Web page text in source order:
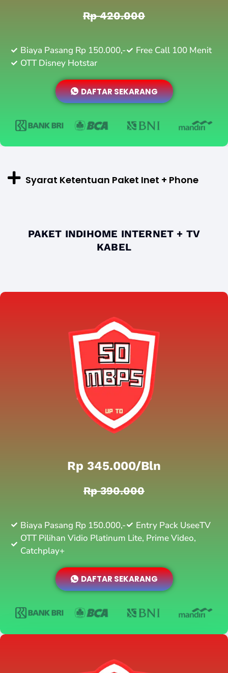
Rp 420.000
Biaya Pasang Rp 150.000,-
Free Call 100 Menit
OTT Disney Hotstar
DAFTAR SEKARANG
Syarat Ketentuan Paket Inet + Phone
PAKET INDIHOME INTERNET + TV
KABEL
Rp 345.000/bln
Rp 390.000
Biaya Pasang Rp 150.000,-
Entry Pack UseeTV
OTT Pilihan Vidio Platinum Lite, Prime Video,
Catchplay+
DAFTAR SEKARANG